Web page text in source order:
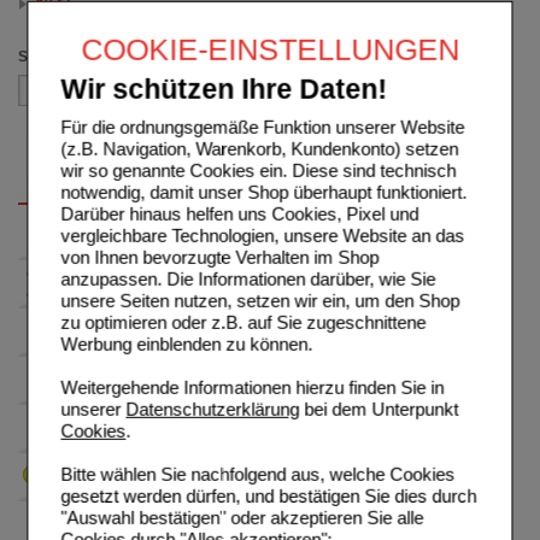
COOKIE-EINSTELLUNGEN
Wir schützen Ihre Daten!
Für die ordnungsgemäße Funktion unserer Website
(z.B. Navigation, Warenkorb, Kundenkonto) setzen
wir so genannte Cookies ein. Diese sind technisch
notwendig, damit unser Shop überhaupt funktioniert.
Darüber hinaus helfen uns Cookies, Pixel und
vergleichbare Technologien, unsere Website an das
von Ihnen bevorzugte Verhalten im Shop
anzupassen. Die Informationen darüber, wie Sie
unsere Seiten nutzen, setzen wir ein, um den Shop
zu optimieren oder z.B. auf Sie zugeschnittene
Werbung einblenden zu können.
Weitergehende Informationen hierzu finden Sie in
unserer Datenschutzerklärungbei dem Unterpunkt
Cookies.
Bitte wählen Sie nachfolgend aus, welche Cookies
gesetzt werden dürfen, und bestätigen Sie dies durch
"Auswahl bestätigen" oder akzeptieren Sie alle
Sortieren nach